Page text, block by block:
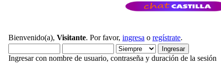
Bienvenido(a), Visitante. Por favor, ingresa o regístrate.
Ingresar con nombre de usuario, contraseña y duración de la sesión